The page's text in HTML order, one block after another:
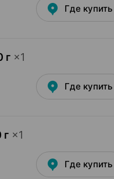
Где купить
г ×1
Где купить
г ×1
Где купить